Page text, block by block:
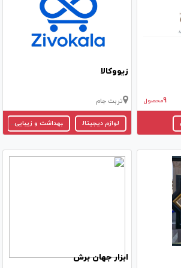
9محصول
زیووکالا
تربت جام
لوازم دیجیتال بهداشت و زیبایی
ابزار جهان برش